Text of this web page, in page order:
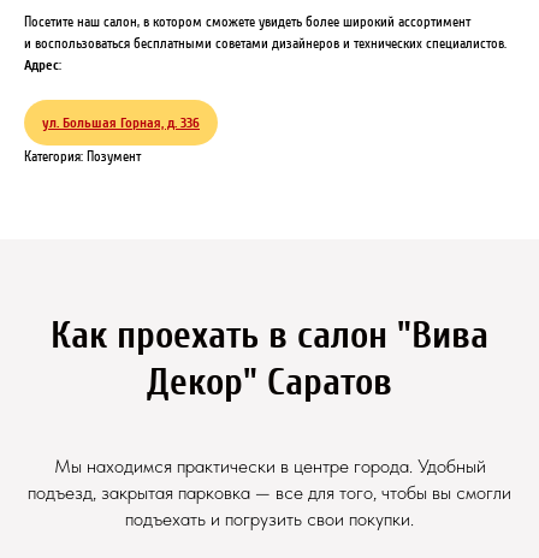
Посетите наш салон, в котором сможете увидеть более широкий ассортимент
и воспользоваться бесплатными советами дизайнеров и технических специалистов.
Адрес:
ул. Большая Горная, д. 336
Категория: Позумент
Как проехать в салон "Вива
Декор" Саратов
Мы находимся практически в центре города. Удобный
подъезд, закрытая парковка — все для того, чтобы вы смогли
подъехать и погрузить свои покупки.